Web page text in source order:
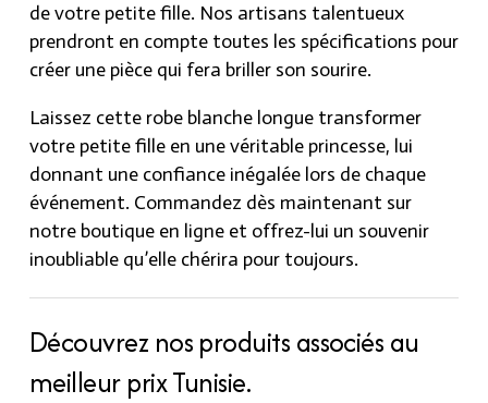
de votre petite fille. Nos artisans talentueux
prendront en compte toutes les spécifications pour
créer une pièce qui fera briller son sourire.
Laissez cette robe blanche longue transformer
votre petite fille en une véritable princesse, lui
donnant une confiance inégalée lors de chaque
événement. Commandez dès maintenant sur
notre boutique en ligne et offrez-lui un souvenir
inoubliable qu’elle chérira pour toujours.
Découvrez nos produits associés au
meilleur prix Tunisie.